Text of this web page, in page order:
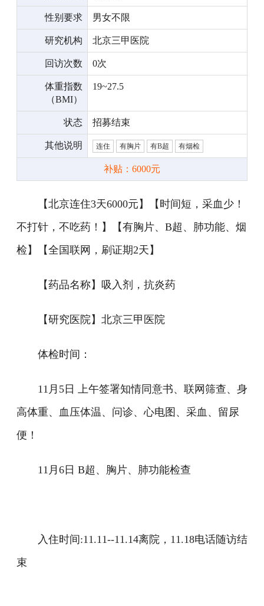
性别要求 男女不限
研究机构 北京三甲医院
回访次数 0次
体重指数
（BMI）
19~27.5
状态 招募结束
其他说明 连住 有胸片 有B超 有烟检
补贴：6000元
【北京连住3天6000元】【时间短，采血少！
不打针，不吃药！】【有胸片、B超、肺功能、烟
检】【全国联网，刷证期2天】
【药品名称】吸入剂，抗炎药
【研究医院】北京三甲医院
体检时间：
11月5日 上午签署知情同意书、联网筛查、身
高体重、血压体温、问诊、心电图、采血、留尿
便！
11月6日 B超、胸片、肺功能检查
入住时间:11.11--11.14离院，11.18电话随访结
束